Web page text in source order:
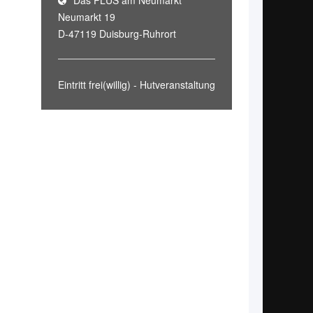
Neumarkt 19
D-47119 Duisburg-Ruhrort
Eintritt frei(willig) - Hutveranstaltung